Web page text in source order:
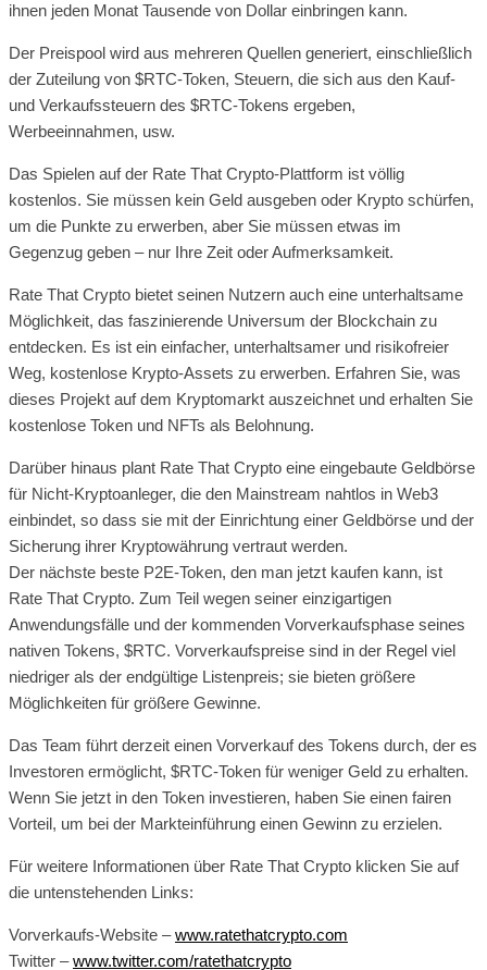
ihnen jeden Monat Tausende von Dollar einbringen kann.
Der Preispool wird aus mehreren Quellen generiert, einschließlich
der Zuteilung von $RTC-Token, Steuern, die sich aus den Kauf-
und Verkaufssteuern des $RTC-Tokens ergeben,
Werbeeinnahmen, usw.
Das Spielen auf der Rate That Crypto-Plattform ist völlig
kostenlos. Sie müssen kein Geld ausgeben oder Krypto schürfen,
um die Punkte zu erwerben, aber Sie müssen etwas im
Gegenzug geben – nur Ihre Zeit oder Aufmerksamkeit.
Rate That Crypto bietet seinen Nutzern auch eine unterhaltsame
Möglichkeit, das faszinierende Universum der Blockchain zu
entdecken. Es ist ein einfacher, unterhaltsamer und risikofreier
Weg, kostenlose Krypto-Assets zu erwerben. Erfahren Sie, was
dieses Projekt auf dem Kryptomarkt auszeichnet und erhalten Sie
kostenlose Token und NFTs als Belohnung.
Darüber hinaus plant Rate That Crypto eine eingebaute Geldbörse
für Nicht-Kryptoanleger, die den Mainstream nahtlos in Web3
einbindet, so dass sie mit der Einrichtung einer Geldbörse und der
Sicherung ihrer Kryptowährung vertraut werden.
Der nächste beste P2E-Token, den man jetzt kaufen kann, ist
Rate That Crypto. Zum Teil wegen seiner einzigartigen
Anwendungsfälle und der kommenden Vorverkaufsphase seines
nativen Tokens, $RTC. Vorverkaufspreise sind in der Regel viel
niedriger als der endgültige Listenpreis; sie bieten größere
Möglichkeiten für größere Gewinne.
Das Team führt derzeit einen Vorverkauf des Tokens durch, der es
Investoren ermöglicht, $RTC-Token für weniger Geld zu erhalten.
Wenn Sie jetzt in den Token investieren, haben Sie einen fairen
Vorteil, um bei der Markteinführung einen Gewinn zu erzielen.
Für weitere Informationen über Rate That Crypto klicken Sie auf
die untenstehenden Links:
Vorverkaufs-Website –www.ratethatcrypto.com
Twitter –www.twitter.com/ratethatcrypto